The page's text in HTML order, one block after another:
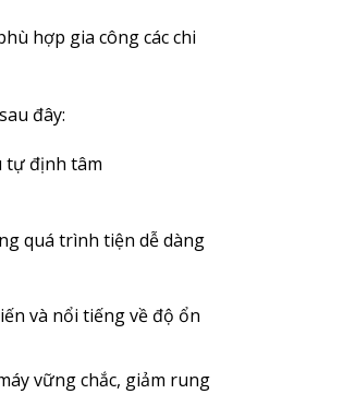
hợp gia công các chi
đây:
tự định tâm
quá trình tiện dễ dàng
và nổi tiếng về độ ổn
vững chắc, giảm rung